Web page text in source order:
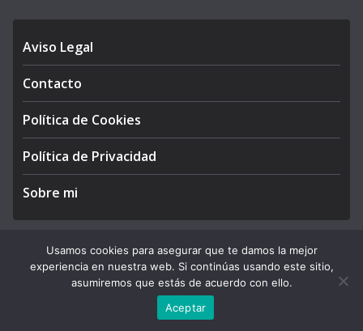
Aviso Legal
Contacto
Política de Cookies
Política de Privacidad
Sobre mi
Copyright © 2026APEGA Perú. All rights reserved.
by ThemeGrill. Powered by
Usamos cookies para asegurar que te damos la mejor
experiencia en nuestra web. Si continúas usando este sitio,
asumiremos que estás de acuerdo con ello.
Aceptar